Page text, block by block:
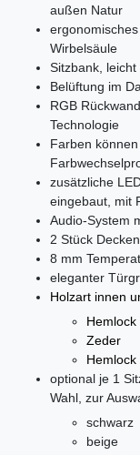
außen Natur
Wirbelsäule
Sitzbank,
Belüftung im
RGB
Technologie
Farben
zusätzliche
eingebaut, mit
Audio-System
2 Stück
8 mm
eleganter
Holzart innen
Hemlock
Zeder
optional je 1
Wahl, zur
schwarz
beige